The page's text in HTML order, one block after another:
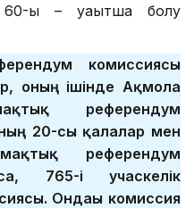
ы – уақытша болу
комиссиясы
оның ішінде Ақмола
референдум
20-сы қалалар мен
референдум
765-і учаскелік
Ондағы комиссия